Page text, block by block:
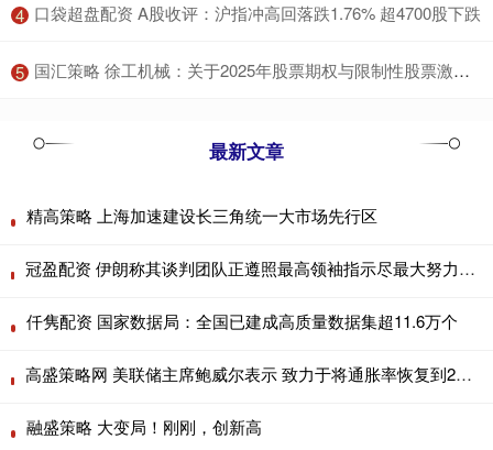
4 ​口袋超盘配资 A股收评：沪指冲高回落跌1.76% 超4700股下跌
5 ​国汇策略 徐工机械：关于2025年股票期权与限制性股票激励计划获徐州市人民政府国有资产监督管理委员会批复的公告
最新文章
精高策略 上海加速建设长三角统一大市场先行区
冠盈配资 伊朗称其谈判团队正遵照最高领袖指示尽最大努力进行外交斡旋
仟隽配资 国家数据局：全国已建成高质量数据集超11.6万个
高盛策略网 美联储主席鲍威尔表示 致力于将通胀率恢复到2% 努力实现2%的通胀目标可能代价高昂
融盛策略 大变局！刚刚，创新高